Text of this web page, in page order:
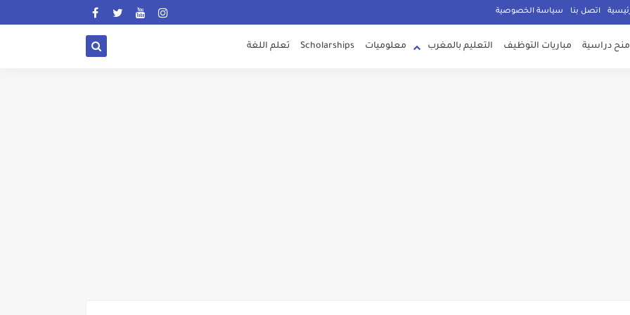
اتصل بنا سياسة الخصوصية
منح دراسية مباريات التوظيف التعليم بالمغرب معلوميات Scholarships تعلم اللغة